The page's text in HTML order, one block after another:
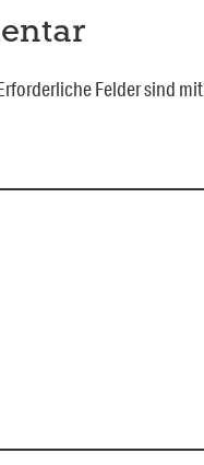
Felder sind mit